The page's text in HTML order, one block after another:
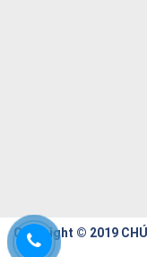
Copyright © 2019